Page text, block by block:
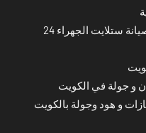
فني تصليح ستلايت الجهراء فني صيانة ستلايت الجهراء 24
و جولة في الكويت
و هود وجولة بالكويت